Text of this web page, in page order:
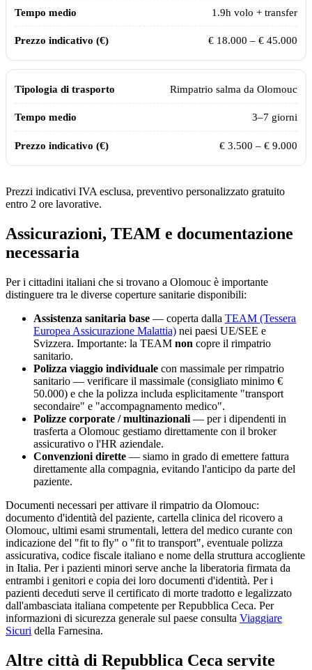
1.9h volo + transfer
€ 18.000 – € 45.000
Rimpatrio salma da Olomouc
3–7 giorni
€ 3.500 – € 9.000
Prezzi indicativi IVA esclusa, preventivo personalizzato gratuito
entro 2 ore lavorative.
Assicurazioni, TEAM e documentazione
necessaria
Per i cittadini italiani che si trovano a Olomouc è importante
distinguere tra le diverse coperture sanitarie disponibili:
Assistenza sanitaria base — coperta dalla TEAM (Tessera
Europea Assicurazione Malattia) nei paesi UE/SEE e
Svizzera. Importante: la TEAM non copre il rimpatrio
sanitario.
Polizza viaggio individuale con massimale per rimpatrio
sanitario — verificare il massimale (consigliato minimo €
50.000) e che la polizza includa esplicitamente "transport
secondaire" e "accompagnamento medico".
Polizze corporate / multinazionali — per i dipendenti in
trasferta a Olomouc gestiamo direttamente con il broker
assicurativo o l'HR aziendale.
Convenzioni dirette — siamo in grado di emettere fattura
direttamente alla compagnia, evitando l'anticipo da parte del
paziente.
Documenti necessari per attivare il rimpatrio da Olomouc:
documento d'identità del paziente, cartella clinica del ricovero a
Olomouc, ultimi esami strumentali, lettera del medico curante con
indicazione del "fit to fly" o "fit to transport", eventuale polizza
assicurativa, codice fiscale italiano e nome della struttura accogliente
in Italia. Per i pazienti minori serve anche la liberatoria firmata da
entrambi i genitori e copia dei loro documenti d'identità. Per i
pazienti deceduti serve il certificato di morte tradotto e legalizzato
dall'ambasciata italiana competente perRepubblica Ceca. Per
informazioni di sicurezza generale sul paese consulta Viaggiare
Sicuri della Farnesina.
Altre città di Repubblica Ceca servite